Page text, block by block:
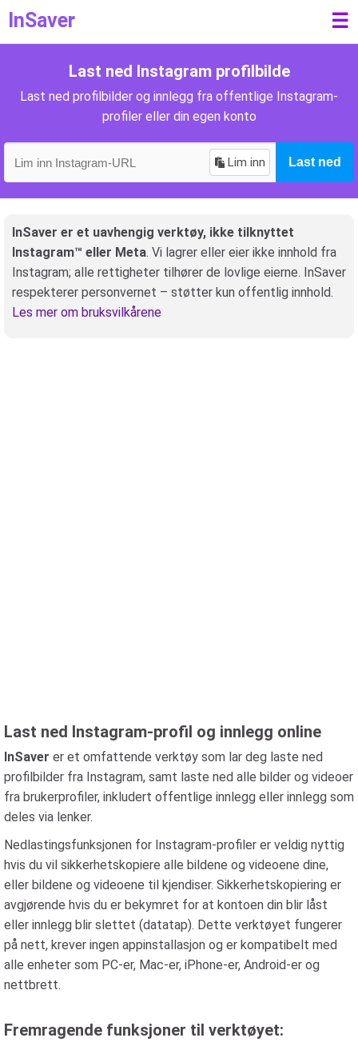
InSaver ☰
Last ned Instagram profilbilde
Last ned profilbilder og innlegg fra offentlige Instagram-
profiler eller din egen konto
Lim inn Last ned
InSaver er et uavhengig verktøy, ikke tilknyttet
Instagram™ eller Meta. Vi lagrer eller eier ikke innhold fra
Instagram; alle rettigheter tilhører de lovlige eierne. InSaver
respekterer personvernet – støtter kun offentlig innhold.
Les mer om bruksvilkårene
Last ned Instagram-profil og innlegg online
InSaver er et omfattende verktøy som lar deg laste ned
profilbilder fra Instagram, samt laste ned alle bilder og videoer
fra brukerprofiler, inkludert offentlige innlegg eller innlegg som
deles via lenker.
Nedlastingsfunksjonen for Instagram-profiler er veldig nyttig
hvis du vil sikkerhetskopiere alle bildene og videoene dine,
eller bildene og videoene til kjendiser. Sikkerhetskopiering er
avgjørende hvis du er bekymret for at kontoen din blir låst
eller innlegg blir slettet (datatap). Dette verktøyet fungerer
på nett, krever ingen appinstallasjon og er kompatibelt med
alle enheter som PC-er, Mac-er, iPhone-er, Android-er og
nettbrett.
Fremragende funksjoner til verktøyet: